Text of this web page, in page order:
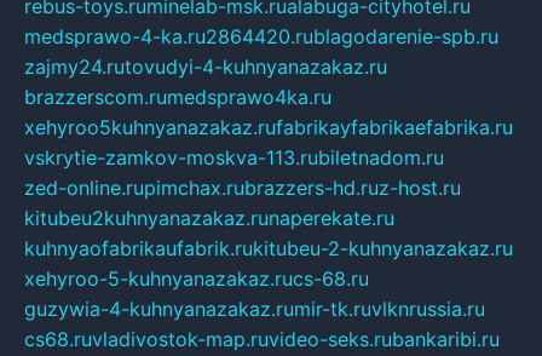
rebus-toys.ruminelab-msk.rualabuga-cityhotel.ru
medsprawo-4-ka.ru2864420.rublagodarenie-spb.ru
zajmy24.rutovudyi-4-kuhnyanazakaz.ru
brazzerscom.rumedsprawo4ka.ru
xehyroo5kuhnyanazakaz.rufabrikayfabrikaefabrika.ru
vskrytie-zamkov-moskva-113.rubiletnadom.ru
zed-online.rupimchax.rubrazzers-hd.ruz-host.ru
kitubeu2kuhnyanazakaz.runaperekate.ru
kuhnyaofabrikaufabrik.rukitubeu-2-kuhnyanazakaz.ru
xehyroo-5-kuhnyanazakaz.rucs-68.ru
guzywia-4-kuhnyanazakaz.rumir-tk.ruvlknrussia.ru
cs68.ruvladivostok-map.ruvideo-seks.rubankaribi.ru